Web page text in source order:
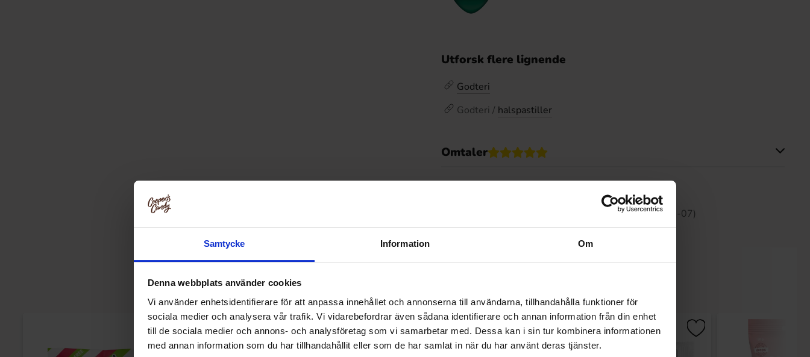
Samtycke Information Om
Denna webbplats använder cookies
Vi använder enhetsidentifierare för att anpassa innehållet och annonserna till användarna, tillhandahålla funktioner för
sociala medier och analysera vår trafik. Vi vidarebefordrar även sådana identifierare och annan information från din enhet
till de sociala medier och annons- och analysföretag som vi samarbetar med. Dessa kan i sin tur kombinera informationen
med annan information som du har tillhandahållit eller som de har samlat in när du har använt deras tjänster.
Utforsk flere lignende
Godteri
Godteri / halspastiller
Omtaler
Dette produktet har ingen anmeldelser
Laveste pris de siste 30 dagene er 34.99 kr (2026-08-07)